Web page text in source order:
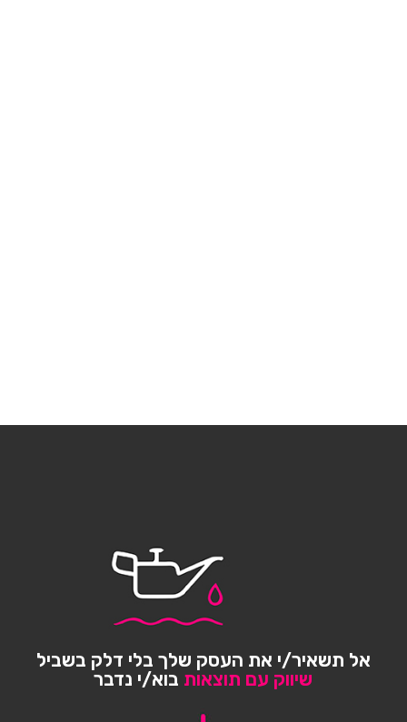
אל תשאיר/י את העסק שלך בלי דלק בשביל
שיווק עם תוצאות בוא/י נדבר